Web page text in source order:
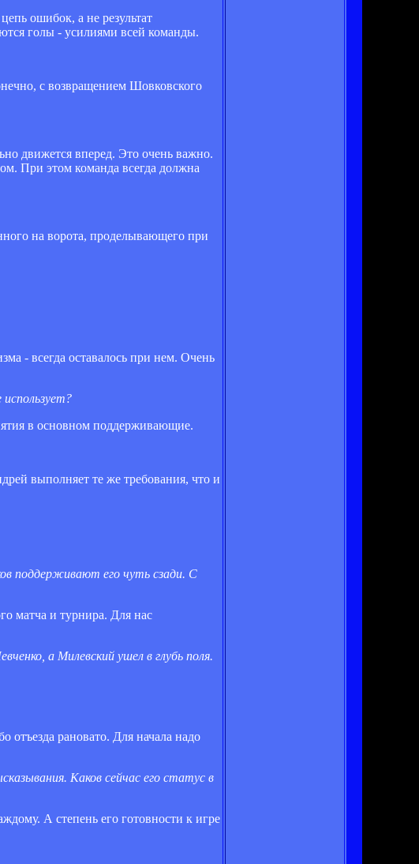
ошибок, а не результат
голы - усилиями всей команды.
с возвращением Шовковского
движется вперед. Это очень важно.
При этом команда всегда должна
на ворота, проделывающего при
- всегда оставалось при нем. Очень
в основном поддерживающие.
выполняет те же требования, что и
поддерживают его чуть сзади. С
матча и турнира. Для нас
а Милевский ушел в глубь поля.
отъезда рановато. Для начала надо
Каков сейчас его статус в
А степень его готовности к игре